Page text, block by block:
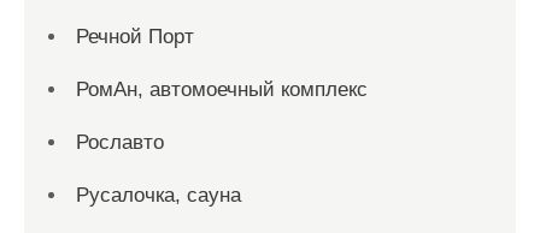
Речной Порт
РомАн, автомоечный комплекс
Рославто
Русалочка, сауна